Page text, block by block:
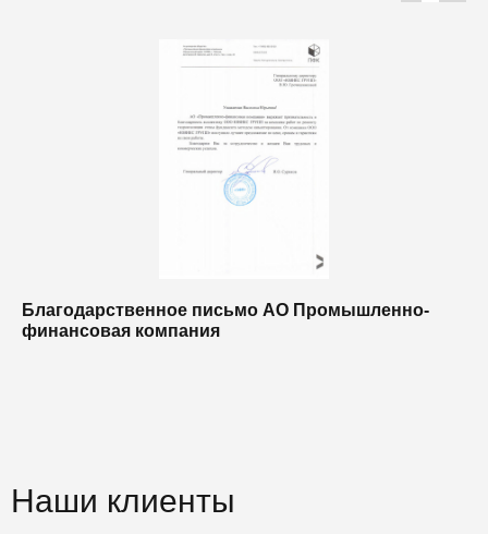
Благодарственное письмо АО Промышленно-
финансовая компания
Наши клиенты